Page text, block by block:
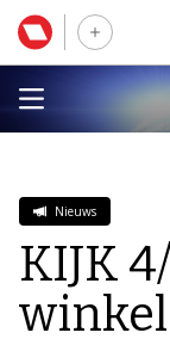
Nieuws
KIJK